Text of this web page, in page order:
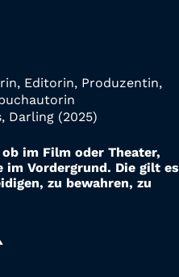
Editorin, Produzentin,
Darling (2025)
im Film oder Theater,
im Vordergrund. Die gilt es
zu bewahren, zu